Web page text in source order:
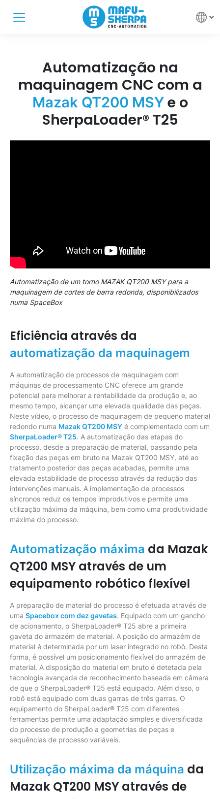
Automatização na
maquinagem CNC com a
Mazak QT200 MSYe o
SherpaLoader® T25
Automatização de um torno MAZAK QT200 MSY para a
maquinagem de cortes de barra redonda, disponibilizados
numa SpaceBox
Eficiência através da
automatização da maquinagem
A automatização de processos de maquinagem com
máquinas de processamento CNC oferece um grande
potencial para melhorar a rentabilidade da produção e, ao
mesmo tempo, alcançar uma elevada qualidade das peças.
Neste vídeo, o processo de maquinagem de pequeno material
redondo numa Mazak QT200 MSY é complementado com um
SherpaLoader® T25. A automatização das etapas do
processo, desde a preparação de material, passando pela
fixação das peças em bruto na Mazak QT200 MSY, até ao
tratamento posterior das peças acabadas, permite uma
elevada estabilidade de processo através da redução das
intervenções manuais. A implementação de processos
síncronos reduz os tempos improdutivos e permite uma
utilização máxima da máquina, bem como uma produtividade
máxima do processo.
Automatização máxima da Mazak
QT200 MSY através de um
equipamento robótico flexível
A preparação de material do processo é efetuada através de
uma Spacebox com dez gavetas. Equipado com um gancho
de acionamento, o SherpaLoader® T25 abre a primeira
gaveta do armazém de material. A posição do armazém de
material é determinada por um laser integrado no robô. Desta
forma, é possível um posicionamento flexível do armazém de
material. A disposição do material em bruto é detetada pela
tecnologia avançada de reconhecimento baseada em câmara
de que o SherpaLoader® T25 está equipado. Além disso, o
robô está equipado com duas garras de três garras. O
equipamento do SherpaLoader® T25 com diferentes
ferramentas permite uma adaptação simples e diversificada
do processo de produção a geometrias de peças e
sequências de processo variáveis.
Utilização máxima da máquina da
Mazak QT200 MSY através de